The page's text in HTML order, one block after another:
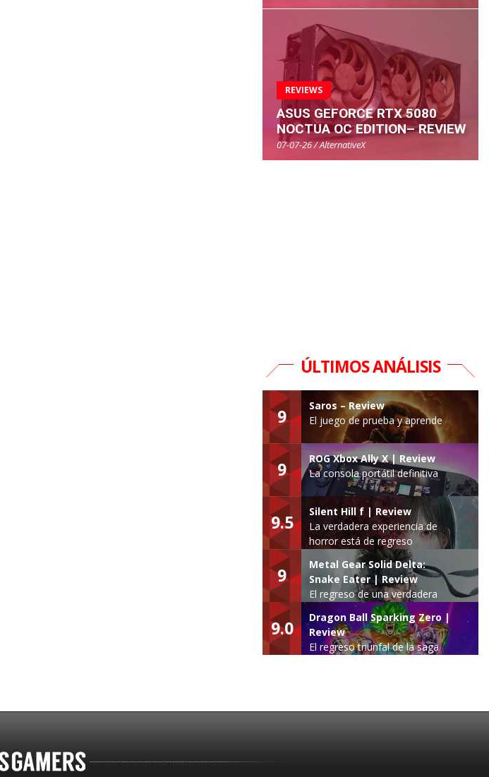
REVIEWS
ASUS GEFORCE RTX 5080
NOCTUA OC EDITION– REVIEW
07-07-26 / AlternativeX
ÚLTIMOS ANÁLISIS
9
Saros – Review
El juego de prueba y aprende
9
ROG Xbox Ally X | Review
La consola portátil definitiva
9.5
Silent Hill f | Review
La verdadera experiencia de
horror está de regreso
9
Metal Gear Solid Delta:
Snake Eater | Review
El regreso de una verdadera
leyenda
9.0
Dragon Ball Sparking Zero |
Review
El regreso triunfal de la saga